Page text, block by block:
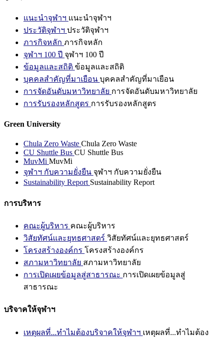
แนะนำจุฬาฯ แนะนำจุฬาฯ
ประวัติจุฬาฯ ประวัติจุฬาฯ
ภารกิจหลัก ภารกิจหลัก
จุฬาฯ 100 ปี จุฬาฯ 100 ปี
ข้อมูลและสถิติ ข้อมูลและสถิติ
บุคคลสำคัญที่มาเยือน บุคคลสำคัญที่มาเยือน
การจัดอันดับมหาวิทยาลัย การจัดอันดับมหาวิทยาลัย
การรับรองหลักสูตร การรับรองหลักสูตร
Green University
Chula Zero Waste Chula Zero Waste
CU Shuttle Bus CU Shuttle Bus
MuvMi MuvMi
จุฬาฯ กับความยั่งยืน จุฬาฯ กับความยั่งยืน
Sustainability Report Sustainability Report
การบริหาร
คณะผู้บริหาร คณะผู้บริหาร
วิสัยทัศน์และยุทธศาสตร์ วิสัยทัศน์และยุทธศาสตร์
โครงสร้างองค์กร โครงสร้างองค์กร
สภามหาวิทยาลัย สภามหาวิทยาลัย
การเปิดเผยข้อมูลสู่สาธารณะ การเปิดเผยข้อมูลสู่
สาธารณะ
บริจาคให้จุฬาฯ
เหตุผลที่...ทำไมต้องบริจาคให้จุฬาฯ เหตุผลที่...ทำไมต้อง